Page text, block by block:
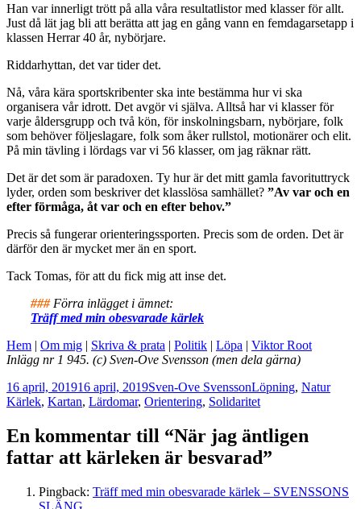
Han var innerligt trött på alla våra resultatlistor med klasser för allt.
Just då lät jag bli att berätta att jag en gång vann en femdagarsetapp i
klassen Herrar 40 år, nybörjare.
Riddarhyttan, det var tider det.
Nå, våra kära sportskribenter ska inte bestämma hur vi ska
organisera vår idrott. Det avgör vi själva. Alltså har vi klasser för
varje åldersgrupp och två kön, för inskolningsbarn, nybörjare, folk
som behöver följeslagare, folk som åker rullstol, motionärer och elit.
På min tävling i lördags var vi 56 klasser, om jag räknar rätt.
Det är det som är paradoxen. Ty hur är det mitt gamla favorituttryck
lyder, orden som beskriver det klasslösa samhället? ”Av var och en
efter förmåga, åt var och en efter behov.”
Precis så fungerar orienteringssporten. Precis som de orden. Det är
därför den är mycket mer än en sport.
Tack Tomas, för att du fick mig att inse det.
### Förra inlägget i ämnet:
Träff med min obesvarade kärlek
Hem | Om mig | Skriva & prata | Politik | Löpa | Viktor Root
Inlägg nr 1 945. (c) Sven-Ove Svensson (men dela gärna)
Postat
16 april, 201916 april, 2019Författare
Sven-Ove SvenssonKategorier
Löpning, Natur
Kärlek, Kartan, Lärdomar, Orientering, Solidaritet
En kommentar till “När jag äntligen
fattar att kärleken är besvarad”
Pingback: Träff med min obesvarade kärlek – SVENSSONS
SLÄNG